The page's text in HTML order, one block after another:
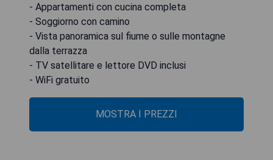
- Appartamenti con cucina completa
- Soggiorno con camino
- Vista panoramica sul fiume o sulle montagne
dalla terrazza
- TV satellitare e lettore DVD inclusi
- WiFi gratuito
MOSTRA I PREZZI